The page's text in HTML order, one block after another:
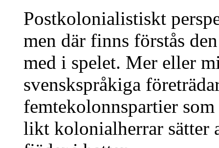
Postkolonialistiskt
men där finns förstås
med i spelet. Mer eller
svenskspråkiga
femtekolonnspartier
likt kolonialherrar sätter